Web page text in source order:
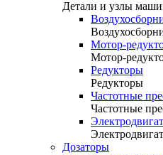
Детали и узлы
Мотор-
Мотор-
Редукторы
Редукторы
Частотные
Частотные
Дозаторы